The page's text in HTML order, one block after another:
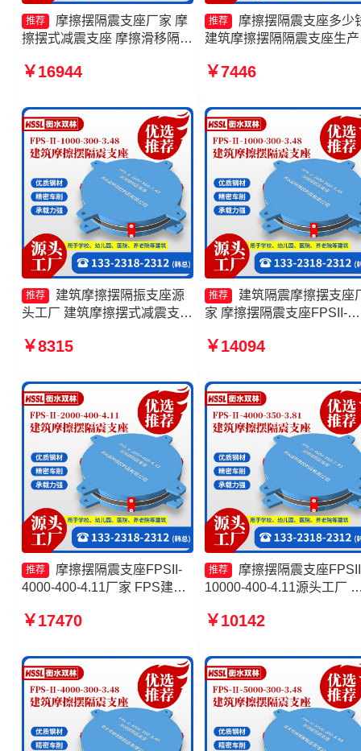
推荐
摩擦摆隔震支座厂家 摩
擦摆式减震支座 摩擦滑移隔震
￥16944
推荐
摩擦摆隔震支座多少
建筑摩擦摆隔隔震支座生
摩擦摆减隔震支座
￥7446
推荐
建筑摩擦摆隔振支座源
头工厂 建筑摩擦摆式减震支座
4000-350-3.81 建筑摩擦摆减
￥8315
推荐
建筑隔震摩擦摆支座
家 摩擦摆隔震支座FPSII-
震支座FPSII-10000-300-
家
￥14094
推荐
摩擦摆隔震支座FPSII-
4000-400-4.11厂家 FPS建筑
隔震支座厂家 摩擦摆隔震支座
￥17470
推荐
摩擦摆隔震支座
10000-400-4.11源头工厂
400-4.11厂家 摩擦摆球型
摆支座厂家
￥10142